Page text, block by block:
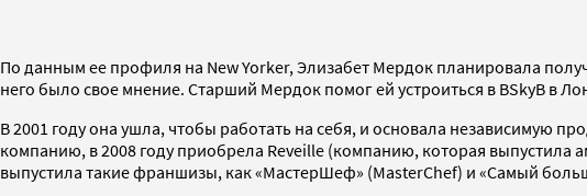
По данным ее профиля на New Yorker, Элизабет Мердок планировала
него было свое мнение. Старший Мердок помог ей устроиться в BSkyB в
В 2001 году она ушла, чтобы работать на себя, и основала
компанию, в 2008 году приобрела Reveille (компанию, которая выпустила
выпустила такие франшизы, как «МастерШеф» (MasterChef) и «Самый